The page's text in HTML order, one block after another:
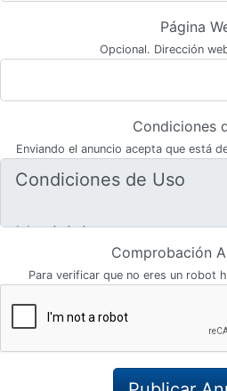
Página
Opcional. Dirección
Condiciones
Enviando el anuncio acepta que está
Comprobación
Para verificar que no eres un robot